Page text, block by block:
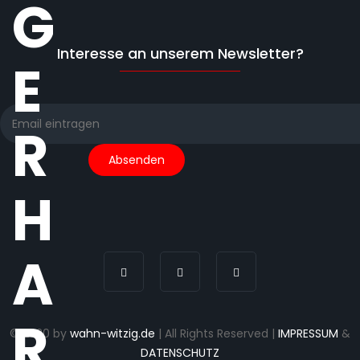
G
E
R
H
A
Interesse an unserem Newsletter?
© 2020 by wahn-witzig.de | All Rights Reserved | IMPRESSUM &
DATENSCHUTZ